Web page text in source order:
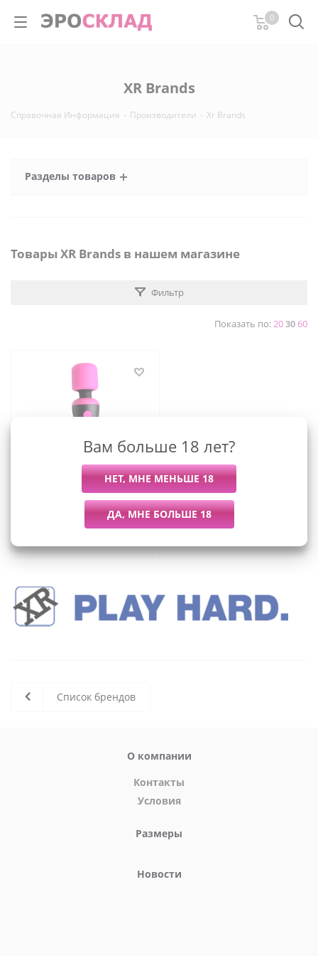
0
XR Brands
Справочная Информация - Производители - Xr Brands
Разделы товаров
Товары XR Brands в нашем магазине
Фильтр
Показать по:203060
Bang! - мини-
вибромассажер для
клитора, 11х3 см
руб./шт
Список брендов
О компании
Контакты
Условия
Размеры
Новости
Вам больше 18 лет?